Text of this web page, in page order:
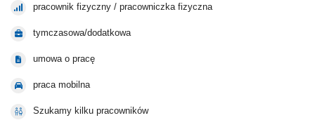
pracownik fizyczny / pracowniczka fizyczna
tymczasowa/dodatkowa
umowa o pracę
praca mobilna
Szukamy kilku pracowników